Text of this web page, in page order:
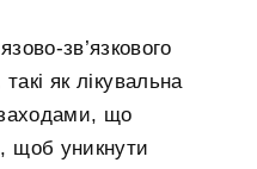
зв’язкового
як лікувальна
що
щоб уникнути